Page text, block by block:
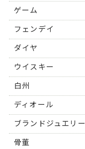
ゲーム
フェンデイ
ダイヤ
ウイスキー
白州
ディオール
ブランドジュエリー
骨董